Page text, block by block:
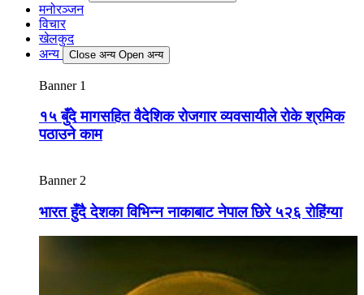
मनोरञ्जन
विचार
खेलकुद
अन्य
Close अन्य Open अन्य
Banner 1
१५ बुँदे मागसहित वैदेशिक रोजगार व्यवसायीले रोके श्रमिक
पठाउने काम
Banner 2
भारत हुँदै देशका विभिन्न नाकाबाट नेपाल छिरे ५२६ रोहिंग्या